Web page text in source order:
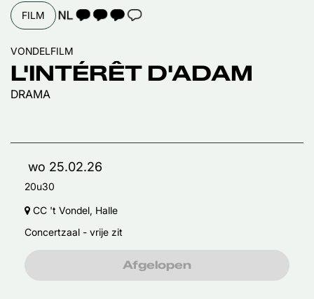
FILM TAALICOON 3
L'INTÉRÊT D'ADAM
DRAMA
VONDELFILM
wo 25.02.26
20u30
CC 't Vondel, Halle
Concertzaal - vrije zit
Afgelopen